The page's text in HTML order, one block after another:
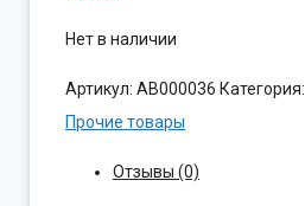
Нет в наличии
Артикул: АВ000036 Категория:
Прочие товары
Отзывы (0)